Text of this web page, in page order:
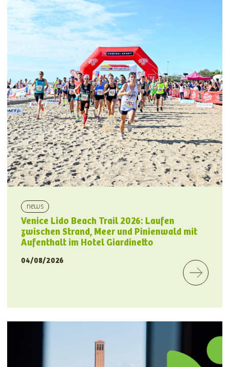
news
Venice Lido Beach Trail 2026: Laufen
zwischen Strand, Meer und Pinienwald mit
Aufenthalt im Hotel Giardinetto
04/08/2026